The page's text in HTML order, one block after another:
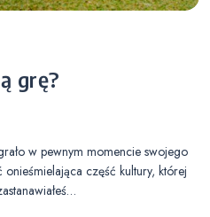
grę?
w pewnym momencie swojego
część kultury, której